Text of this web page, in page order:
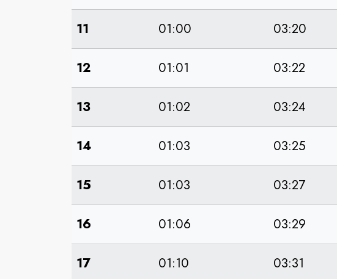
11 01:00 03:20
12 01:01 03:22
13 01:02 03:24
14 01:03 03:25
15 01:03 03:27
16 01:06 03:29
17 01:10 03:31